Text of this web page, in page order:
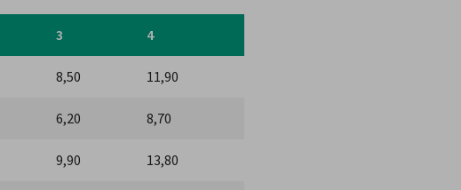
3 4
8,50 11,90
6,20 8,70
9,90 13,80